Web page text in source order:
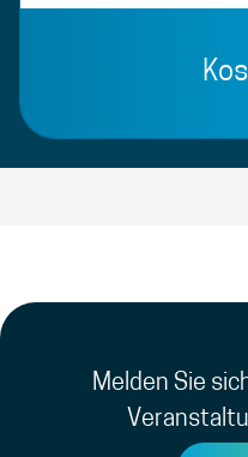
Melden Sie